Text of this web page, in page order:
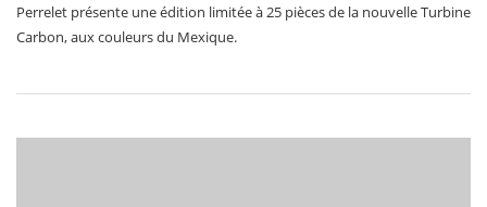
Perrelet présente une édition limitée à 25 pièces de la nouvelle Turbine
Carbon, aux couleurs du Mexique.